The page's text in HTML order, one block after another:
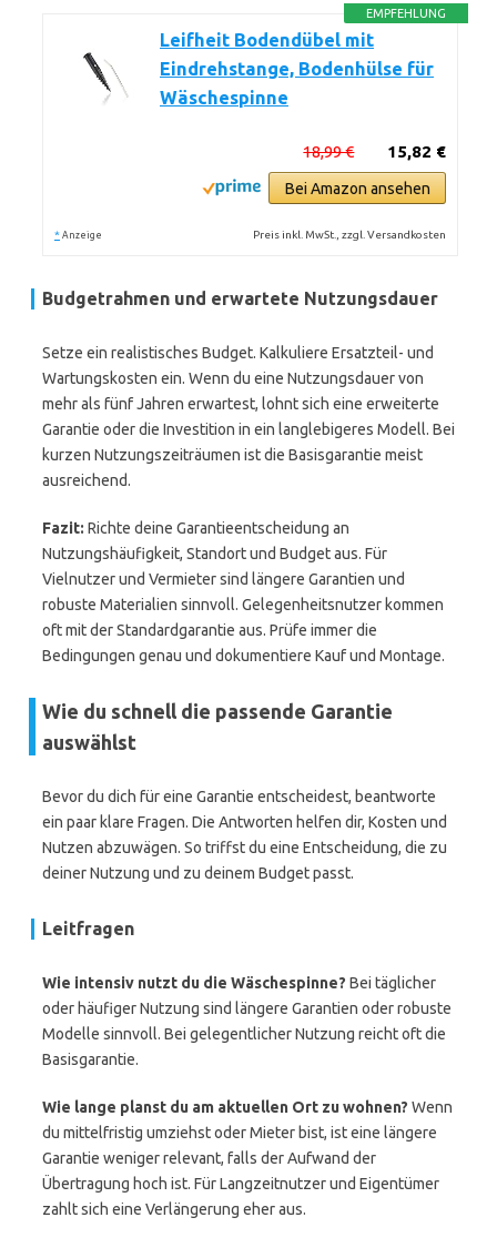
EMPFEHLUNG
Leifheit Bodendübel mit
Eindrehstange, Bodenhülse für
Wäschespinne
15,82 €
18,99 €
Bei Amazon ansehen
* Anzeige Preis inkl. MwSt., zzgl. Versandkosten
Budgetrahmen und erwartete Nutzungsdauer
Setze ein realistisches Budget. Kalkuliere Ersatzteil- und
Wartungskosten ein. Wenn du eine Nutzungsdauer von
mehr als fünf Jahren erwartest, lohnt sich eine erweiterte
Garantie oder die Investition in ein langlebigeres Modell. Bei
kurzen Nutzungszeiträumen ist die Basisgarantie meist
ausreichend.
Fazit: Richte deine Garantieentscheidung an
Nutzungshäufigkeit, Standort und Budget aus. Für
Vielnutzer und Vermieter sind längere Garantien und
robuste Materialien sinnvoll. Gelegenheitsnutzer kommen
oft mit der Standardgarantie aus. Prüfe immer die
Bedingungen genau und dokumentiere Kauf und Montage.
Wie du schnell die passende Garantie
auswählst
Bevor du dich für eine Garantie entscheidest, beantworte
ein paar klare Fragen. Die Antworten helfen dir, Kosten und
Nutzen abzuwägen. So triffst du eine Entscheidung, die zu
deiner Nutzung und zu deinem Budget passt.
Leitfragen
Wie intensiv nutzt du die Wäschespinne? Bei täglicher
oder häufiger Nutzung sind längere Garantien oder robuste
Modelle sinnvoll. Bei gelegentlicher Nutzung reicht oft die
Basisgarantie.
Wie lange planst du am aktuellen Ort zu wohnen? Wenn
du mittelfristig umziehst oder Mieter bist, ist eine längere
Garantie weniger relevant, falls der Aufwand der
Übertragung hoch ist. Für Langzeitnutzer und Eigentümer
zahlt sich eine Verlängerung eher aus.